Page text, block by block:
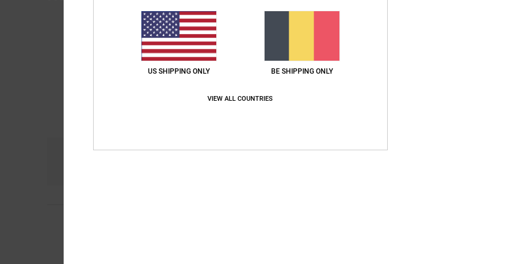
Comfort
Prijs-kwaliteitverhouding
US SHIPPING ONLY BE SHIPPING ONLY
VIEW ALL COUNTRIES